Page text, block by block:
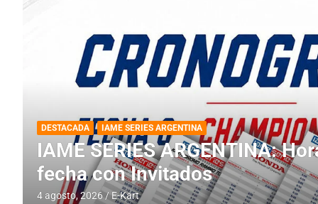
DESTACADA INFORME CENTRAL RMC BUENOS AIRES
RMC BUENOS AIRES: Cerró
histórica en Baradero
4 agosto, 2026 E-Kart